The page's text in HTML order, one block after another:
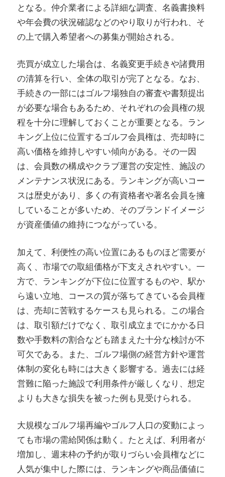
となる。仲介業者による詳細な調査、名義書換料
や年会費の状況確認などのやり取りが行われ、そ
の上で購入希望者への募集が開始される。
売買が成立した場合は、名義変更手続きや諸費用
の清算を行い、全体の取引が完了となる。なお、
手続きの一部にはゴルフ場独自の審査や書類提出
が必要な場合もあるため、それぞれの会員権の規
程を十分に理解しておくことが重要となる。ラン
キング上位に位置するゴルフ会員権は、売却時に
高い価格を維持しやすい傾向がある。その一因
は、会員数の構成やクラブ運営の安定性、施設の
メンテナンス状況にある。ランキングが高いコー
スは歴史があり、多くの有資格者や著名会員を擁
していることが多いため、そのブランドイメージ
が資産価値の維持につながっている。
加えて、利便性の高い位置にあるものほど需要が
高く、市場での取組価格が下支えされやすい。一
方で、ランキングが下位に位置するものや、駅か
ら遠い立地、コースの質が落ちてきている会員権
は、売却に苦戦するケースも見られる。この場合
は、取引額だけでなく、取引成立までにかかる日
数や手数料の割合なども踏まえた十分な検討が不
可欠である。また、ゴルフ場側の経営方針や運営
体制の変化も時には大きく影響する。過去には経
営難に陥った施設で利用条件が厳しくなり、想定
よりも大きな損失を被った例も見受けられる。
大規模なゴルフ場再編やゴルフ人口の変動によっ
ても市場の需給関係は動く。たとえば、利用者が
増加し、週末枠の予約が取りづらい会員権などに
人気が集中した際には、ランキングや商品価値に